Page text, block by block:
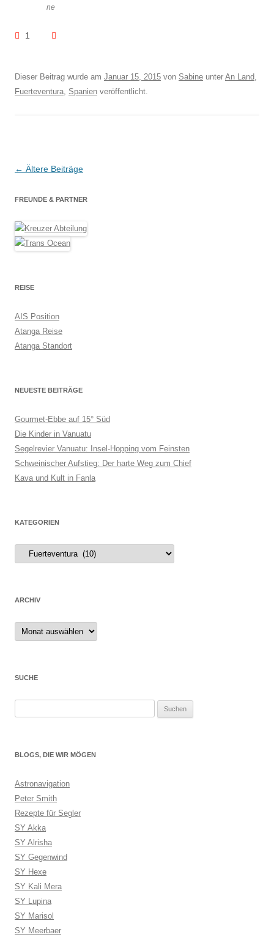
ne
1
Dieser Beitrag wurde am Januar 15, 2015 von Sabine unter An Land,
Fuerteventura, Spanien veröffentlicht.
Beitragsnavigation
← Ältere Beiträge
FREUNDE & PARTNER
REISE
AIS Position
Atanga Reise
Atanga Standort
NEUESTE BEITRÄGE
Gourmet-Ebbe auf 15° Süd
Die Kinder in Vanuatu
Segelrevier Vanuatu: Insel-Hopping vom Feinsten
Schweinischer Aufstieg: Der harte Weg zum Chief
Kava und Kult in Fanla
KATEGORIEN
ARCHIV
Archiv
SUCHE
BLOGS, DIE WIR MÖGEN
Astronavigation
Peter Smith
Rezepte für Segler
SY Akka
SY Alrisha
SY Gegenwind
SY Hexe
SY Kali Mera
SY Lupina
SY Marisol
SY Meerbaer